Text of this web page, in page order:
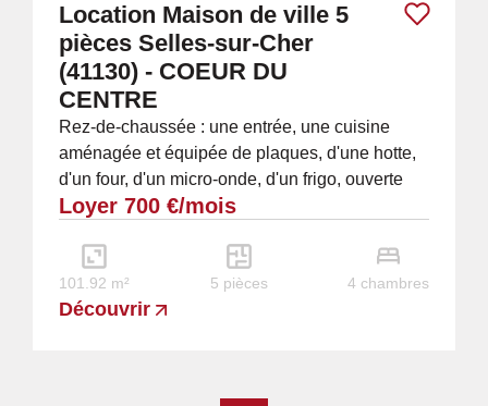
Location Maison de ville 5
pièces Selles-sur-Cher
(41130) - COEUR DU
CENTRE
Rez-de-chaussée : une entrée, une cuisine
aménagée et équipée de plaques, d'une hotte,
d'un four, d'un micro-onde, d'un frigo, ouverte
sur séjour/ salon, un WC, une buanderie avec...
Loyer 700 €/mois
101.92 m² 5 pièces 4 chambres
Découvrir